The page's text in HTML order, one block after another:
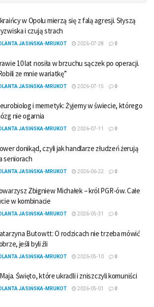
w Opolu mierzą się z falą agresji. Słyszą
i czują strach
JASIŃSKA-MRUKOT 2026-07-28 0
10 lat nosiła w brzuchu sączek po operacji.
ze mnie wariatkę”
JASIŃSKA-MRUKOT 2026-07-15 0
i memetyk: Żyjemy w świecie, którego
nie ogarnia
JASIŃSKA-MRUKOT 2026-07-11 0
donikąd, czyli jak handlarze złudzeń żerują
seniorach
JASIŃSKA-MRUKOT 2026-06-22 0
Zbigniew Michałek – król PGR-ów. Całe
w kombinacie
JASIŃSKA-MRUKOT 2026-05-31 0
Butowtt: O rodzicach nie trzeba mówić
jeśli byli źli
JASIŃSKA-MRUKOT 2026-05-10 0
Święto, które ukradli i zniszczyli komuniści
JASIŃSKA-MRUKOT 2026-05-01 0